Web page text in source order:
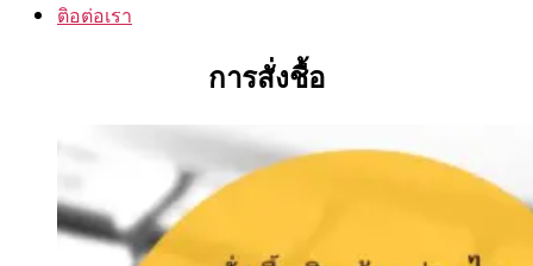
ติอต่อเรา
การสั่งชื้อ